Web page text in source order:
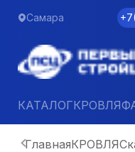
Самара +7
КАТАЛОГКРОВЛЯ
ГлавнаяКРОВЛЯ